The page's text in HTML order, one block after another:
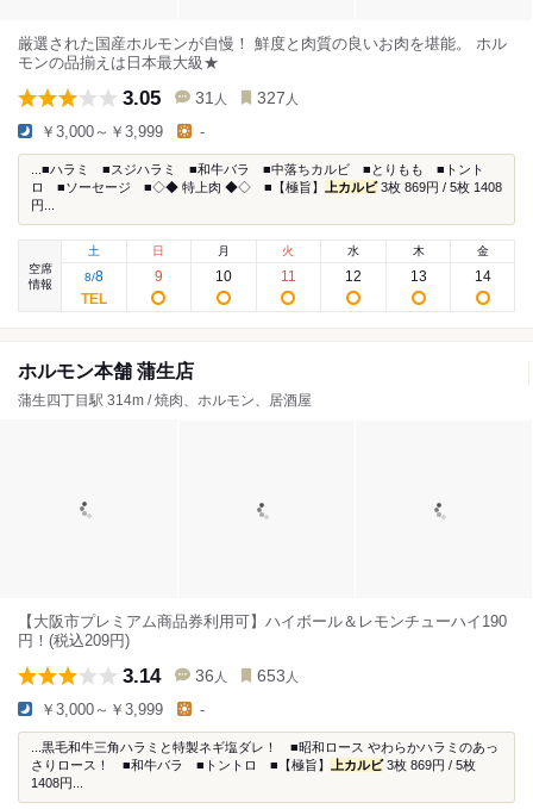
厳選された国産ホルモンが自慢！ 鮮度と肉質の良いお肉を堪能。 ホル
モンの品揃えは日本最大級★
3.05 31 人 327 人
￥3,000～￥3,999 -
...■ハラミ ■スジハラミ ■和牛バラ ■中落ちカルビ ■とりもも ■トント
ロ ■ソーセージ ■◇◆ 特上肉 ◆◇ ■【極旨】
上カルビ3枚 869円 / 5枚 1408
円...
空席
情報
土
8/8
日
9
月
10
火
11
水
12
木
13
金
14
ホルモン本舗 蒲生店
蒲生四丁目駅 314m / 焼肉、ホルモン、居酒屋
【大阪市プレミアム商品券利用可】ハイボール＆レモンチューハイ190
円！(税込209円)
3.14 36 人 653 人
￥3,000～￥3,999 -
...黒毛和牛三角ハラミと特製ネギ塩ダレ！ ■昭和ロース やわらかハラミのあっ
さりロース！ ■和牛バラ ■トントロ ■【極旨】
上カルビ3枚 869円 / 5枚
1408円...